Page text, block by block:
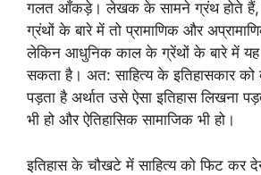
गलत आँकड़े। लेखक के सामने ग्रंथ होते हैं,
ग्रंथों के बारे में तो प्रामाणिक और
लेकिन आधुनिक काल के ग्रेंथों के बारे में यह
सकता है। अत: साहित्य के इतिहासकार को
पड़ता है अर्थात उसे ऐसा इतिहास लिखना
भी हो और ऐतिहासिक सामाजिक भी हो।
इतिहास के चौखटे में साहित्य को फिट कर